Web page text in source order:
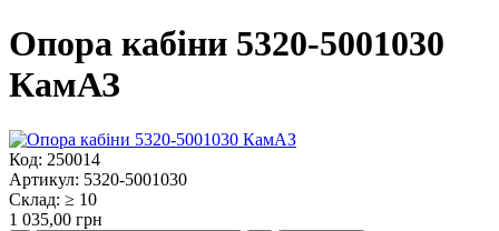
Опора кабіни 5320-5001030
КамАЗ
Код: 250014
Артикул: 5320-5001030
Склад: ≥ 10
1 035,00 грн